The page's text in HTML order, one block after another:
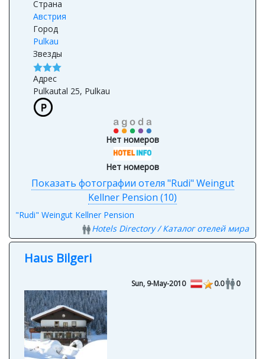
Страна
Австрия
Город
Pulkau
Звезды
Адрес
Pulkautal 25, Pulkau
Нет номеров
Нет номеров
Показать фотографии отеля "Rudi" Weingut
Kellner Pension (10)
"Rudi" Weingut Kellner Pension
Hotels Directory / Каталог отелей мира
Haus Bilgeri
Sun, 9-May-2010 0.0 0